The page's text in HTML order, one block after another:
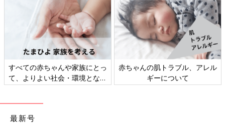
すべての赤ちゃんや家族にとっ
て、よりよい社会・環境となる
ことをめざしてさまざまな課題
赤ちゃんの肌トラブル、アレル
ギーについて
最新号